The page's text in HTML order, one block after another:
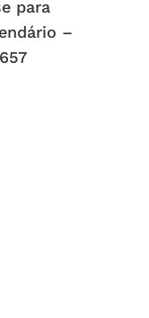
para
–